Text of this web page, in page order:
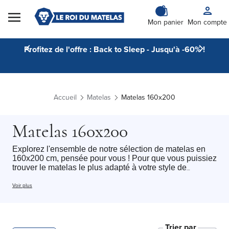
Skip to Content
Mon panier Mon compte
Profitez de l'offre : Back to Sleep - Jusqu'à -60% !
Accueil Matelas Matelas 160x200
Matelas 160x200
Explorez l'ensemble de notre sélection de matelas en
160x200 cm, pensée pour vous ! Pour que vous puissiez
trouver le matelas le plus adapté à votre style de
matelas 160x200 cm Le roi du matelas avec tous type
: chaque dormeur peut trouver le
Voir plus